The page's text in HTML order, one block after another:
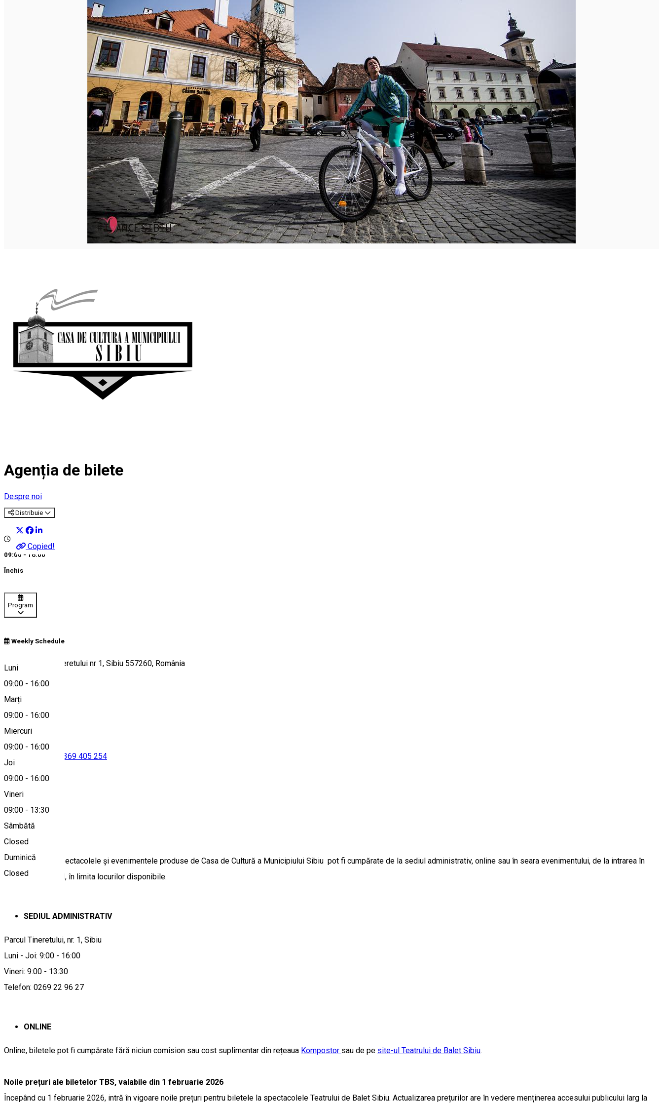
Agenția de bilete
Despre noi
Distribuie
Copied!
09:00 - 16:00
Închis
Program
Weekly Schedule
Luni
09:00 - 16:00
Marți
09:00 - 16:00
Miercuri
09:00 - 16:00
Joi
09:00 - 16:00
Vineri
09:00 - 13:30
Sâmbătă
Closed
Duminică
Closed
Strada Parcul Tineretului nr 1, Sibiu 557260, România
Hartă
0369 405 254
0269 229 627
Despre
Biletele pentru spectacolele și evenimentele produse de Casa de Cultură a Municipiului Sibiu pot fi cumpărate de la sediul administrativ, online sau în seara evenimentului, de la intrarea în
sala de spectacol, în limita locurilor disponibile.
SEDIUL ADMINISTRATIV
Parcul Tineretului, nr. 1, Sibiu
Luni - Joi: 9:00 - 16:00
Vineri: 9:00 - 13:30
Telefon: 0269 22 96 27
ONLINE
Online, biletele pot fi cumpărate fără niciun comision sau cost suplimentar din rețeaua Kompostor sau de pe site-ul Teatrului de Balet Sibiu.
Noile prețuri ale biletelor TBS, valabile din 1 februarie 2026
Începând cu 1 februarie 2026, intră în vigoare noile prețuri pentru biletele la spectacolele Teatrului de Balet Sibiu. Actualizarea prețurilor are în vedere menținerea accesului publicului larg la